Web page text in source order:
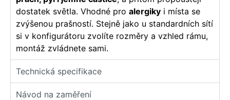
dostatek světla. Vhodné pro alergiky i místa se
zvýšenou prašností. Stejně jako u standardních sítí
si v konfigurátoru zvolíte rozměry a vzhled rámu,
montáž zvládnete sami.
Technická specifikace
Návod na zaměření